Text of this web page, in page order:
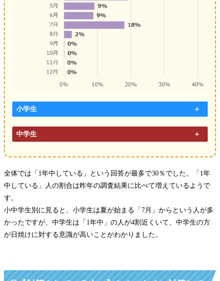
小学生
中学生
全体では「1年中している」という回答が最多で30％でした。「1年
中している」人の割合は昨年の調査結果に比べて増えているようで
す。
小中学生別に見ると、小学生は夏が始まる「7月」からという人が多
かったですが、中学生は「1年中」の人が4割近くいて、中学生の方
が日焼けに対する意識が高いことがわかりました。